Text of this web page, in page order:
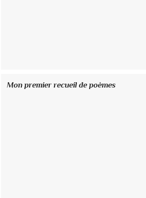
Mon premier recueil de poèmes